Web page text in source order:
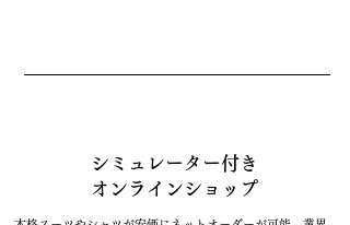
シミュレーター付き
オンラインショップ